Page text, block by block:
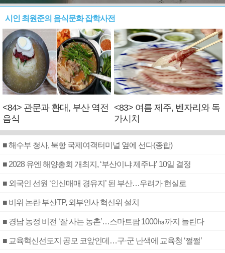
시인 최원준의 음식문화 잡학사전
<84> 관문과 환대, 부산 역전
음식
<83> 여름 제주, 벤자리와 독
가시치
■ 해수부 청사, 북항 국제여객터미널 옆에 선다(종합)
■ 2028 유엔 해양총회 개최지, ‘부산이냐 제주냐’ 10일 결정
■ 외국인 선원 ‘인신매매 경유지’ 된 부산…우려가 현실로
■ 비위 논란 부산TP, 외부인사 혁신위 설치
■ 경남 농정 비전 ‘잘 사는 농촌’…스마트팜 1000㏊까지 늘린다
■ 교육혁신선도지 공모 코앞인데…구·군 난색에 교육청 ‘쩔쩔’